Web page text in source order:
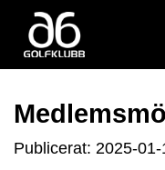
Publicerat: 2025-